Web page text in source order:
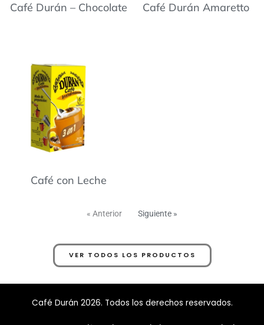
Café Durán – Chocolate Café Durán Amaretto
Café con Leche
« Anterior Siguiente »
VER TODOS LOS PRODUCTOS
Café Durán 2026. Todos los derechos reservados.